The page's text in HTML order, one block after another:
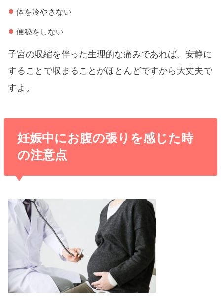
体を冷やさない
便秘をしない
子宮の収縮を伴った生理的な痛みであれば、安静に
することで収まることがほとんどですから大丈夫で
すよ。
妊娠中にお腹の張りを感じた時
の注意点